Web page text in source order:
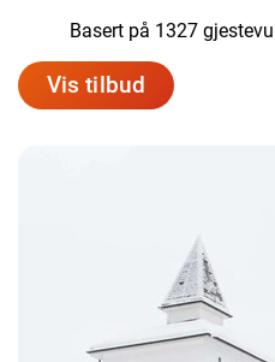
Basert på 1327
Vis tilbud